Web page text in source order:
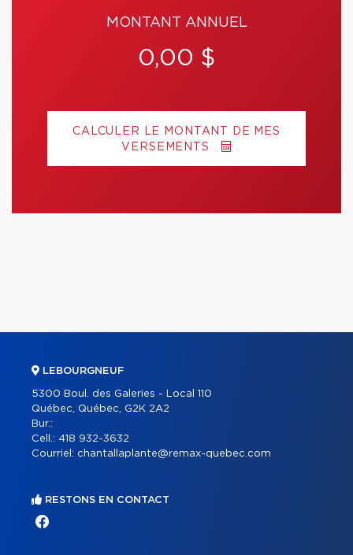
MONTANT ANNUEL
0,00 $
CALCULER LE MONTANT DE MES
VERSEMENTS
LEBOURGNEUF
5300 Boul. des Galeries - Local 110
Québec, Québec, G2K 2A2
Bur.:
Cell.: 418 932-3632
Courriel: chantallaplante@remax-quebec.com
RESTONS EN CONTACT